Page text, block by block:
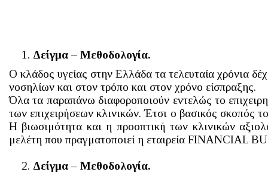
Δείγμα – Μεθοδολογία.
Ο κλάδος υγείας στην Ελλάδα τα τελευταία χρόνια
νοσηλίων και στον τρόπο και στον χρόνο είσπραξης.
Όλα τα παραπάνω διαφοροποιούν εντελώς το
των επιχειρήσεων κλινικών. Έτσι ο βασικός σκοπός
Η βιωσιμότητα και η προοπτική των κλινικών
μελέτη που πραγματοποιεί η εταιρεία FINANCIAL
Δείγμα – Μεθοδολογία.